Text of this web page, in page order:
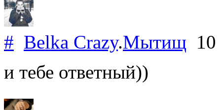
# Belka Crazy.Мытищ
и тебе ответный))